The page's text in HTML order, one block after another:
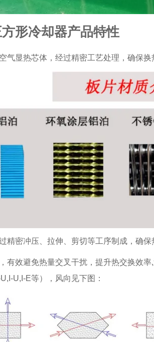
形冷却器产品特性
气显热芯体，经过精密工艺处理，确保
精密冲压、拉伸、剪切等工序制成，确保
有效避免热量交叉干扰，提升热交换效率,
U,I-E等），风向见下图：